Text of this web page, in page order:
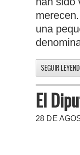
una
SEGUIR
El
28 DE